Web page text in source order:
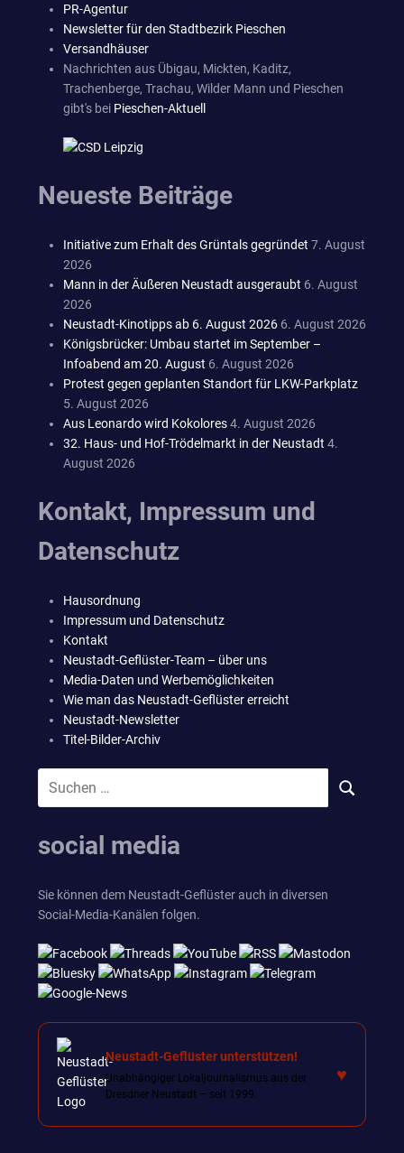
PR-Agentur
Newsletter für den Stadtbezirk Pieschen
Versandhäuser
Nachrichten aus Übigau, Mickten, Kaditz,
Trachenberge, Trachau, Wilder Mann und Pieschen
gibt's bei Pieschen-Aktuell
Neueste Beiträge
Initiative zum Erhalt des Grüntals gegründet 7. August
2026
Mann in der Äußeren Neustadt ausgeraubt 6. August
2026
Neustadt-Kinotipps ab 6. August 2026 6. August 2026
Königsbrücker: Umbau startet im September –
Infoabend am 20. August 6. August 2026
Protest gegen geplanten Standort für LKW-Parkplatz
5. August 2026
Aus Leonardo wird Kokolores4. August 2026
32. Haus- und Hof-Trödelmarkt in der Neustadt 4.
August 2026
Kontakt, Impressum und
Datenschutz
Hausordnung
Impressum und Datenschutz
Kontakt
Neustadt-Geflüster-Team – über uns
Media-Daten und Werbemöglichkeiten
Wie man das Neustadt-Geflüster erreicht
Neustadt-Newsletter
Titel-Bilder-Archiv
SUCHEN
social media
Sie können dem Neustadt-Geflüster auch in diversen
Social-Media-Kanälen folgen.
Neustadt-Geflüster unterstützen!
Unabhängiger Lokaljournalismus aus der
Dresdner Neustadt – seit 1999.
♥